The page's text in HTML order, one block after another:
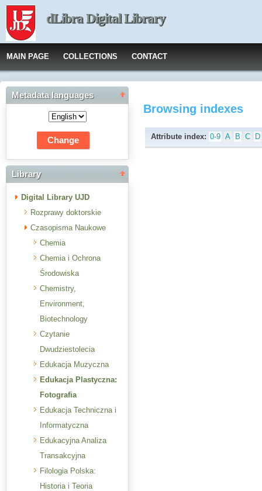
dLibra Digital Library
MAIN PAGE COLLECTIONS CONTACT
Metadata languages
Library
Digital Library UJD
Rozprawy doktorskie
Czasopisma Naukowe
Chemia
Chemia i Ochrona
Środowiska
Chemistry,
Environment,
Biotechnology
Czytanie
Dwudziestolecia
Edukacja Muzyczna
Edukacja Plastyczna:
Fotografia
Edukacja Techniczna i
Informatyczna
Edukacyjna Analiza
Transakcyjna
Filologia Polska:
Historia i Teoria
Browsing indexes
Attribute index: 0-9 A B C D